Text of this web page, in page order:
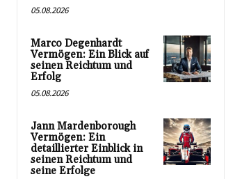
05.08.2026
Marco Degenhardt
Vermögen: Ein Blick auf
seinen Reichtum und
Erfolg
05.08.2026
Jann Mardenborough
Vermögen: Ein
detaillierter Einblick in
seinen Reichtum und
seine Erfolge